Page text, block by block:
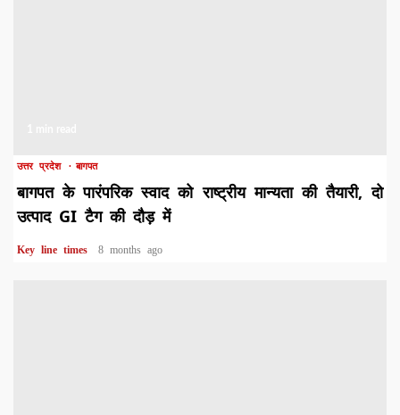
उत्तर प्रदेश बागपत
बागपत के पारंपरिक स्वाद को राष्ट्रीय मान्यता की तैयारी, दो
उत्पाद GI टैग की दौड़ में
Key line times 8 months ago